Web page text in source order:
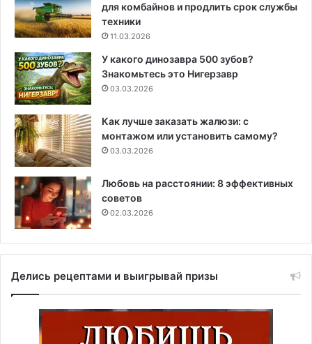
для комбайнов и продлить срок службы
техники
11.03.2026
У какого динозавра 500 зубов?
Знакомьтесь это Нигерзавр
03.03.2026
Как лучше заказать жалюзи: с
монтажом или установить самому?
03.03.2026
Любовь на расстоянии: 8 эффективных
советов
02.03.2026
Делись рецептами и выигрывай призы